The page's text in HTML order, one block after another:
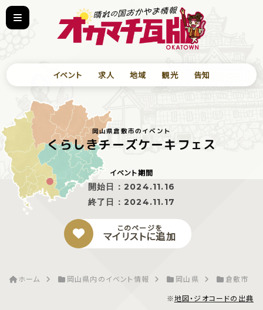
イベント 求人 地域 観光 告知
岡山県倉敷市のイベント
くらしきチーズケーキフェス
イベント期間
開始日： 2024.11.16
終了日： 2024.11.17
このページを
マイリストに追加
ホーム 岡山県内のイベント情報 岡山県
倉敷市
※地図・ジオコードの出典